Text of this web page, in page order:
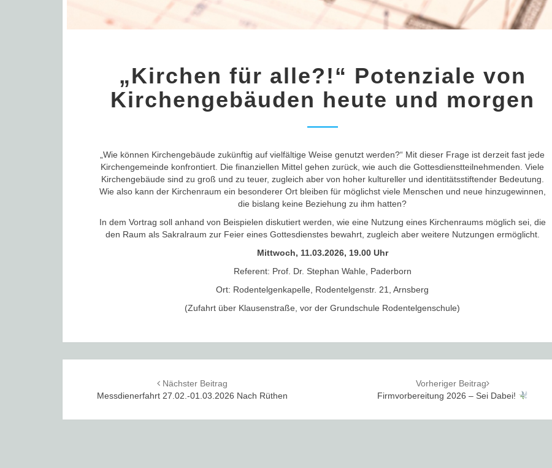
für
alle?!“
Potenziale
von
heute
morgen
„Kirchen für alle?!“ Potenziale von
Kirchengebäuden heute und morgen
„Wie können Kirchengebäude zukünftig auf vielfältige Weise genutzt werden?“ Mit dieser Frage ist derzeit fast jede
Kirchengemeinde konfrontiert. Die finanziellen Mittel gehen zurück, wie auch die Gottesdienstteilnehmenden. Viele
Kirchengebäude sind zu groß und zu teuer, zugleich aber von hoher kultureller und identitätsstiftender Bedeutung.
Wie also kann der Kirchenraum ein besonderer Ort bleiben für möglichst viele Menschen und neue hinzugewinnen,
die bislang keine Beziehung zu ihm hatten?
In dem Vortrag soll anhand von Beispielen diskutiert werden, wie eine Nutzung eines Kirchenraums möglich sei, die
den Raum als Sakralraum zur Feier eines Gottesdienstes bewahrt, zugleich aber weitere Nutzungen ermöglicht.
Mittwoch, 11.03.2026, 19.00 Uhr
Referent: Prof. Dr. Stephan Wahle, Paderborn
Ort: Rodentelgenkapelle, Rodentelgenstr. 21, Arnsberg
(Zufahrt über Klausenstraße, vor der Grundschule Rodentelgenschule)
navigation
Nächster Beitrag
Messdienerfahrt 27.02.-01.03.2026 Nach Rüthen
Vorheriger Beitrag
Firmvorbereitung 2026 – Sei Dabei!